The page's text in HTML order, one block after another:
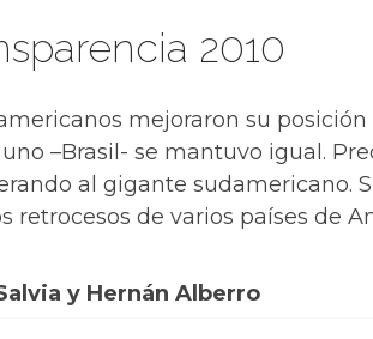
2010
mejoraron su
–Brasil- se mantuvo igual.
al gigante sudamericano.
retrocesos de varios países de
y Hernán Alberro